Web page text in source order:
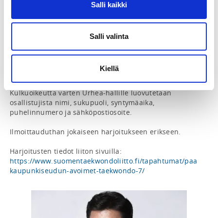
Salli kaikki
Salli valinta
Kiellä
osallistumalla säännöllisesti! Myös yksittäisiin
Varustuksena harjoituksissa on dobok. Opetuskieli on
Kulunvalvonnan takia harjoituksiin on ilmoittauduttava
etukäteen Suomisportin kautta. Kulkuoikeus koodataan
osallistujan lähiluettavaan korttiin (esim. HSL-kortti).
Kulkuoikeutta varten Urhea-hallille luovutetaan
osallistujista nimi, sukupuoli, syntymäaika,
puhelinnumero ja sähköpostiosoite.
Ilmoittauduthan jokaiseen harjoitukseen erikseen.
https://www.suomentaekwondoliitto.fi/tapahtumat/paa
kaupunkiseudun-avoimet-taekwondo-7/